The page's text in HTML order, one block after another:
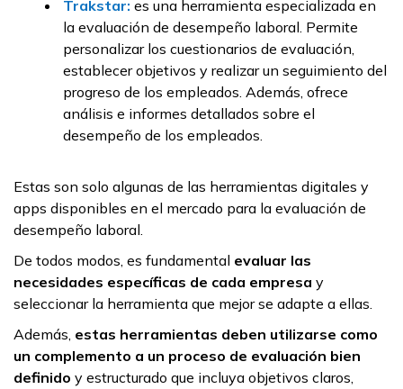
Trakstar: es una herramienta especializada en
la evaluación de desempeño laboral. Permite
personalizar los cuestionarios de evaluación,
establecer objetivos y realizar un seguimiento del
progreso de los empleados. Además, ofrece
análisis e informes detallados sobre el
desempeño de los empleados.
Estas son solo algunas de las herramientas digitales y
apps disponibles en el mercado para la evaluación de
desempeño laboral.
De todos modos, es fundamental evaluar las
necesidades específicas de cada empresa y
seleccionar la herramienta que mejor se adapte a ellas.
Además, estas herramientas deben utilizarse como
un complemento a un proceso de evaluación bien
definido y estructurado que incluya objetivos claros,